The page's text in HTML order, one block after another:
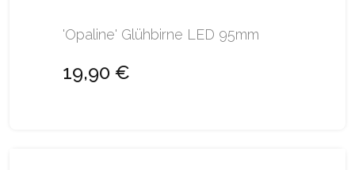
'Opaline' Glühbirne LED 95mm
19,90 €